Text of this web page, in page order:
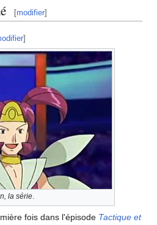
[modifier]
]
la série.
fois dans l'épisode Tactique et